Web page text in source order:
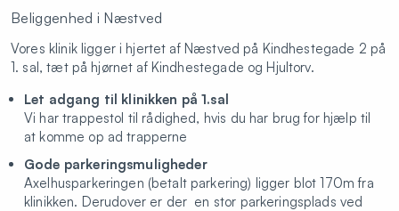
Beliggenhed i Næstved
Vores klinik ligger i hjertet af Næstved på Kindhestegade 2 på
1. sal, tæt på hjørnet af Kindhestegade og Hjultorv.
Let adgang til klinikken på 1.sal
Vi har trappestol til rådighed, hvis du har brug for hjælp til
at komme op ad trapperne
Gode parkeringsmuligheder
Axelhusparkeringen (betalt parkering) ligger blot 170m fra
klinikken. Derudover er der en stor parkeringsplads ved